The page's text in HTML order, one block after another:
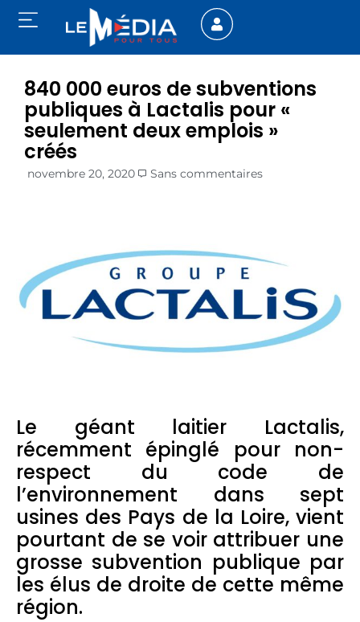
840 000 euros de subventions
publiques à Lactalis pour «
seulement deux emplois »
créés
novembre 20, 2020 Sans commentaires
Le géant laitier Lactalis,
récemment épinglé pour non-
respect du code de
l’environnement dans sept
usines des Pays de la Loire, vient
pourtant de se voir attribuer une
grosse subvention publique par
les élus de droite de cette même
région.